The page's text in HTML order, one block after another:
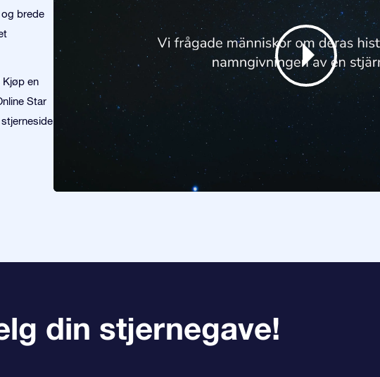
og brede
Kjøp en
Star
din stjernegave!